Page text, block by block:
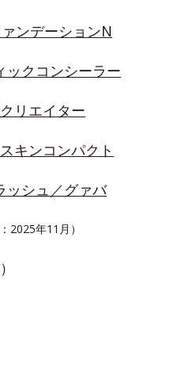
ンデーションN
ックコンシーラー
リエイター
キンコンパクト
ッシュ／グァバ
2025年11月）